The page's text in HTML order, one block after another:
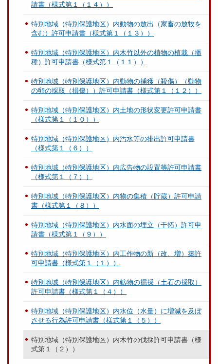
請書（様式第１（１４））
特別地域（特別保護地区）内動物の放出（家畜の放牧を
含む）許可申請書（様式第１（１３））
特別地域（特別保護地区）内木竹以外の植物の植栽（播
種）許可申請書（様式第１（１１））
特別地域（特別保護地区）内動物の捕獲（殺傷）（動物
の卵の採取（損傷））許可申請書（様式第１（１２））
特別地域（特別保護地区）内土地の形状変更許可申請書
（様式第１（１０））
特別地域（特別保護地区）内汚水等の排出許可申請書
（様式第１（６））
特別地域（特別保護地区）内広告物の設置等許可申請書
（様式第１（７））
特別地域（特別保護地区）内物の集積（貯蔵）許可申請
書（様式第１（８））
特別地域（特別保護地区）内水面の埋立（干拓）許可申
請書（様式第１（９））
特別地域（特別保護地区）内工作物の新（改、増）築許
可申請書（様式第１（１））
特別地域（特別保護地区）内鉱物の掘採（土石の採取）
許可申請書（様式第１（４））
特別地域（特別保護地区）内水位（水量）に増減を及ぼ
させる行為許可申請書（様式第１（５））
特別地域（特別保護地区）内木竹の伐採許可申請書（様
式第１（２））